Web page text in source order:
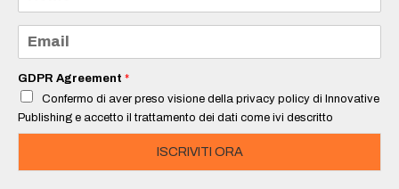
m
e
a
i
*
GDPR Agreement *
Confermo di aver preso visione della privacy policy di Innovative
Publishing e accetto il trattamento dei dati come ivi descritto
ISCRIVITI ORA